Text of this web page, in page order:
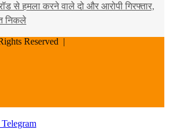
से हमला करने वाले दो और आरोपी गिरफ्तार,
निकले
Reserved |
Telegram